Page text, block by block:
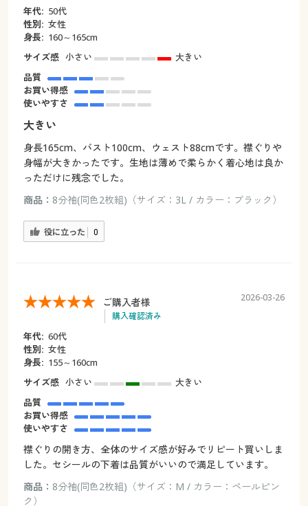
年代: 50代
性別: 女性
身長: 160～165cm
サイズ感 小さい
大きい
品質
お買い得感
使いやすさ
大きい
身長165cm、バスト100cm、ウェスト88cmです。襟ぐりや
身幅が大きかったです。生地は薄めで柔らかく着心地は良か
っただけに残念でした。
商品： 8分袖(同色2枚組)（サイズ：3L / カラー：ブラック）
役に立った 0
ご購入者様
購入確認済み
2026-03-26
年代: 60代
性別: 女性
身長: 155～160cm
サイズ感 小さい
大きい
品質
お買い得感
使いやすさ
襟ぐりの開き方、全体のサイズ感が好みでリピート買いしま
した。セシールの下着は品質がいいので満足しています。
商品： 8分袖(同色2枚組)（サイズ：M / カラー：ペールピン
ク）